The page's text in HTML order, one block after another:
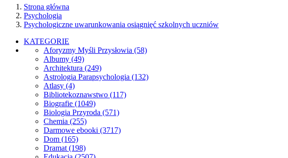
Strona główna
Psychologia
Psychologiczne uwarunkowania osiągnięć szkolnych uczniów
KATEGORIE
Aforyzmy Myśli Przysłowia (58)
Albumy (49)
Architektura (249)
Astrologia Parapsychologia (132)
Atlasy (4)
Bibliotekoznawstwo (117)
Biografie (1049)
Biologia Przyroda (571)
Chemia (255)
Darmowe ebooki (3717)
Dom (165)
Dramat (198)